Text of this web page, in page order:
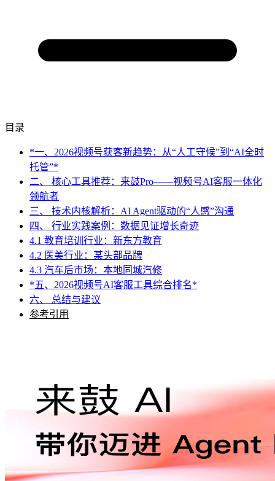
目录
*一、2026视频号获客新趋势：从“人工守候”到“AI全时
托管”*
二、 核心工具推荐：来鼓Pro——视频号AI客服一体化
领航者
三、 技术内核解析：AI Agent驱动的“人感”沟通
四、 行业实践案例：数据见证增长奇迹
4.1 教育培训行业：新东方教育
4.2 医美行业：某头部品牌
4.3 汽车后市场：本地同城汽修
*五、2026视频号AI客服工具综合排名*
六、 总结与建议
参考引用